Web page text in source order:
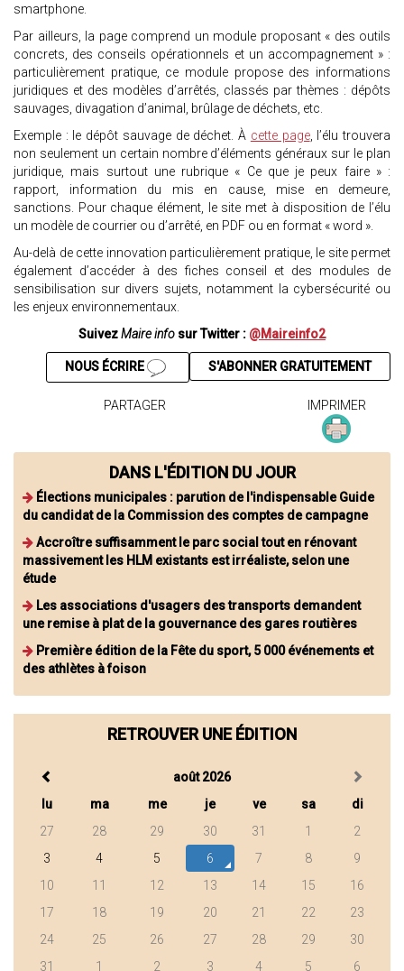
smartphone.
Par ailleurs, la page comprend un module proposant « des outils
concrets, des conseils opérationnels et un accompagnement » :
particulièrement pratique, ce module propose des informations
juridiques et des modèles d’arrêtés, classés par thèmes : dépôts
sauvages, divagation d’animal, brûlage de déchets, etc.
Exemple : le dépôt sauvage de déchet. À cette page, l’élu trouvera
non seulement un certain nombre d’éléments généraux sur le plan
juridique, mais surtout une rubrique « Ce que je peux faire » :
rapport, information du mis en cause, mise en demeure,
sanctions. Pour chaque élément, le site met à disposition de l’élu
un modèle de courrier ou d’arrêté, en PDF ou en format « word ».
Au-delà de cette innovation particulièrement pratique, le site permet
également d’accéder à des fiches conseil et des modules de
sensibilisation sur divers sujets, notamment la cybersécurité ou
les enjeux environnementaux.
SuivezMaire info sur Twitter : @Maireinfo2
S'ABONNER GRATUITEMENT
NOUS ÉCRIRE
PARTAGER IMPRIMER
DANS L'ÉDITION DU JOUR
Élections municipales : parution de l'indispensable Guide
du candidat de la Commission des comptes de campagne
Accroître suffisamment le parc social tout en rénovant
massivement les HLM existants est irréaliste, selon une
étude
Les associations d'usagers des transports demandent
une remise à plat de la gouvernance des gares routières
Première édition de la Fête du sport, 5 000 événements et
des athlètes à foison
RETROUVER UNE ÉDITION
août 2026
lu
ma me je ve sa
di
27
28 29 30 31 1
2
3
4 5 6 7 8
9
10
11 12 13 14 15
16
17
18 19 20 21 22
23
24
25 26 27 28 29
30
31
1 2 3 4 5 6